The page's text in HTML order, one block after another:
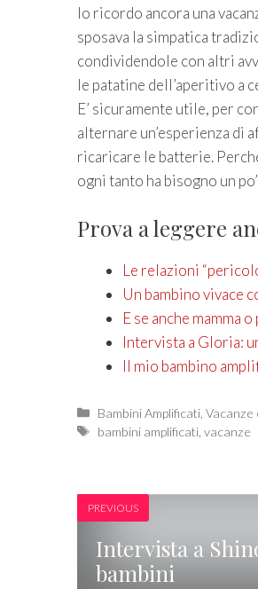
Io ricordo ancora una
sposava la simpatica
condividendole con altri
le patatine dell’aperitivo a
E’ sicuramente utile, per
alternare un’esperienza di
ricaricare le batterie.
ogni tanto ha bisogno un
Prova a leggere
Le relazioni
Un bambino vivace
E se anche mamma
Intervista a Gloria:
Il mio bambino
Categories
Bambini Amplificati ,Vacanze
Tags
bambini amplificati ,vacanze
PREVIOUS
Intervista a
bambini